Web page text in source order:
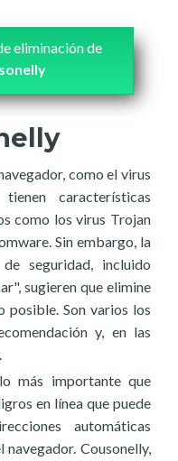
eliminación de
como el virus
características
como los virus Trojan
Sin embargo, la
seguridad, incluido
sugieren que elimine
posible. Son varios los
y, en las
más importante que
en línea que puede
automáticas
Cousonelly,